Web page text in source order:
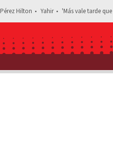
Pérez Hilton Yahir 'Más vale tarde
Estás